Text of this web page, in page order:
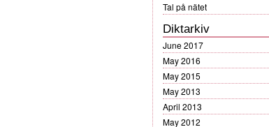
Tal på nätet
Diktarkiv
June 2017
May 2016
May 2015
May 2013
April 2013
May 2012